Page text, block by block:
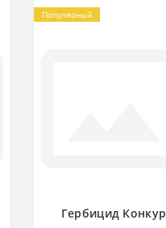
Популярный
Гербицид Конкур